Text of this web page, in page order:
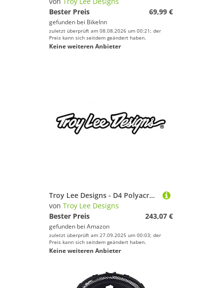
Bester Preis
69,99 €
gefunden bei BikeInn
zuletzt überprüft am 08.08.2026 um 00:21; der
Preis kann sich seitdem geändert haben.
Keine weiteren Anbieter
Troy Lee Designs - D4 Polyacryl-Helm, The Line Fire/White SM
von Troy Lee Designs
Bester Preis
243,07 €
gefunden bei Amazon
zuletzt überprüft am 27.09.2025 um 00:03; der
Preis kann sich seitdem geändert haben.
Keine weiteren Anbieter